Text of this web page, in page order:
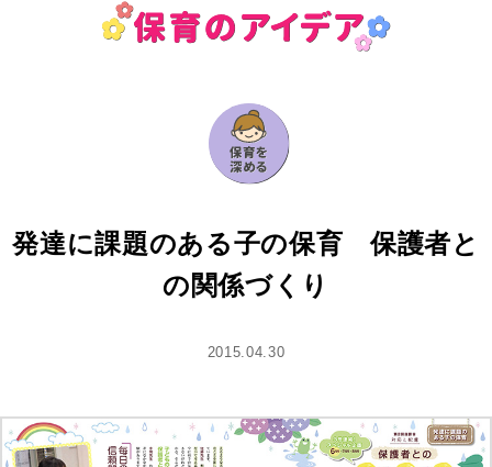
発達に課題のある子の保育 保護者と
の関係づくり
2015.04.30